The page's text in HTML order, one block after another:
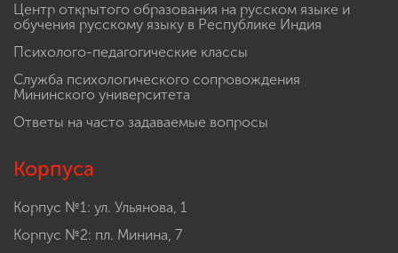
Центр открытого образования на русском языке и
обучения русскому языку в Республике Индия
Психолого-педагогические классы
Служба психологического сопровождения
Мининского университета
Ответы на часто задаваемые вопросы
Корпуса
Корпус №1: ул. Ульянова, 1
Корпус №2: пл. Минина, 7